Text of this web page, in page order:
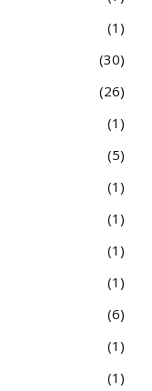
1
30
26
1
5
1
1
1
1
6
1
1